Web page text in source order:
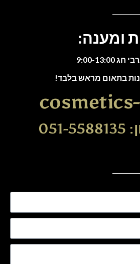
ומענה:
בתאום מראש בלבד!